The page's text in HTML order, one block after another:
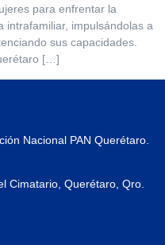
para enfrentar la
intrafamiliar, impulsándolas a
sus capacidades.
[…]
Nacional PAN Querétaro.
Cimatario, Querétaro, Qro.